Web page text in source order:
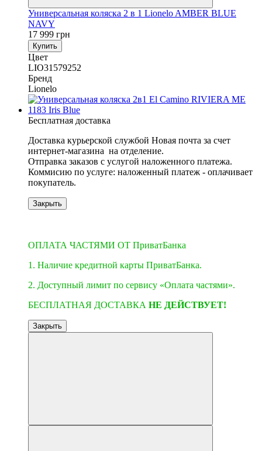
Универсальная коляска 2 в 1 Lionelo AMBER BLUE
NAVY
17 999 грн
Купить
Цвет
LIO31579252
Бренд
Lionelo
Бесплатная доставка
Доставка курьерской службой Новая почта за счет
интернет-магазина на отделение.
​​​​​​Отправка заказов с услугой наложенного платежа.
Коммисию по услуге: наложенный платеж - оплачивает
покупатель.
Закрыть
ОПЛАТА ЧАСТЯМИ ОТ ПриватБанка
1. Наличие кредитной карты ПриватБанка.
2. Доступный лимит по сервису «Оплата частями».
БЕСПЛАТНАЯ ДОСТАВКА НЕ ДЕЙСТВУЕТ!
Закрыть